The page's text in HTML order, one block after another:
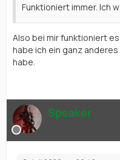
Funktioniert immer. Ich
Also bei mir funktioniert
habe ich ein ganz
habe.
Speaker